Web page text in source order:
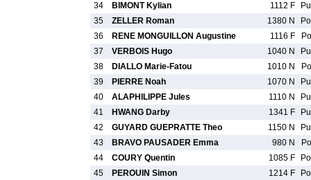
34
BIMONT Kylian 1112 F
35
ZELLER Roman 1380 N
36
RENE MONGUILLON Augustine 1116 F
37
VERBOIS Hugo 1040 N
38
DIALLO Marie-Fatou 1010 N
39
PIERRE Noah 1070 N
40
ALAPHILIPPE Jules 1110 N
41
HWANG Darby 1341 F
42
GUYARD GUEPRATTE Theo 1150 N
43
BRAVO PAUSADER Emma 980 N
44
COURY Quentin 1085 F
45
PEROUIN Simon 1214 F